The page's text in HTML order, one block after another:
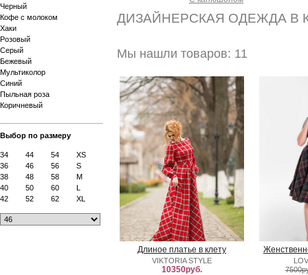
Черный
Кофе с молоком
Хаки
Розовый
Серый
Бежевый
Мультиколор
Синий
Пыльная роза
Коричневый
Выбор по размеру
34 44 54
XS
36
46 56
S
38
48 58
M
40
50 60
L
42
52 62 XL
ДИЗАЙНЕРСКАЯ ОДЕЖДА В
Мы нашли товаров: 11
Длиное платье в клету
VIKTORIA STYLE
10350руб.